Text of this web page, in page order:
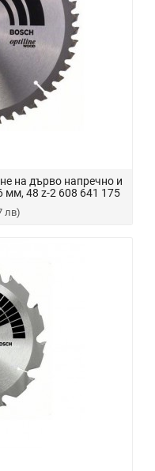
на дърво напречно и
48 z-2 608 641 175
лв)